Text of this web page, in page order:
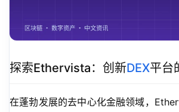
探索Ethervista：创新DEX平台
在蓬勃发展的去中心化金融领域，